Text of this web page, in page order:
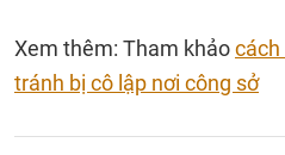
Xem thêm: Tham khảocách
tránh bị cô lập nơi công sở